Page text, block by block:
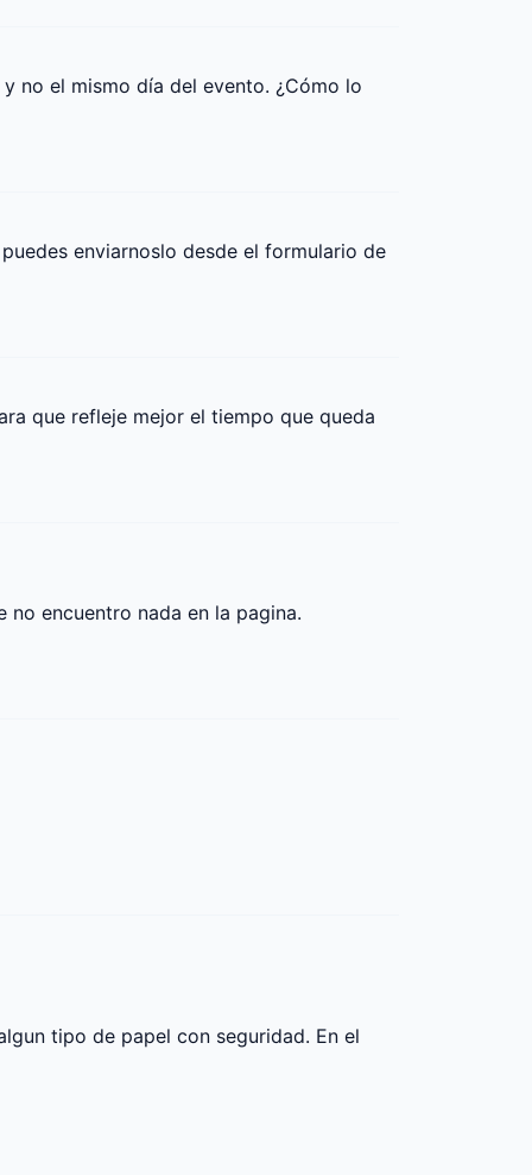
no el mismo día del evento. ¿Cómo lo
enviarnoslo desde el formulario de
que refleje mejor el tiempo que queda
no encuentro nada en la pagina.
tipo de papel con seguridad. En el